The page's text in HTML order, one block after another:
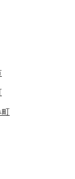
庁）
庁）
庁）
市
庁）
町